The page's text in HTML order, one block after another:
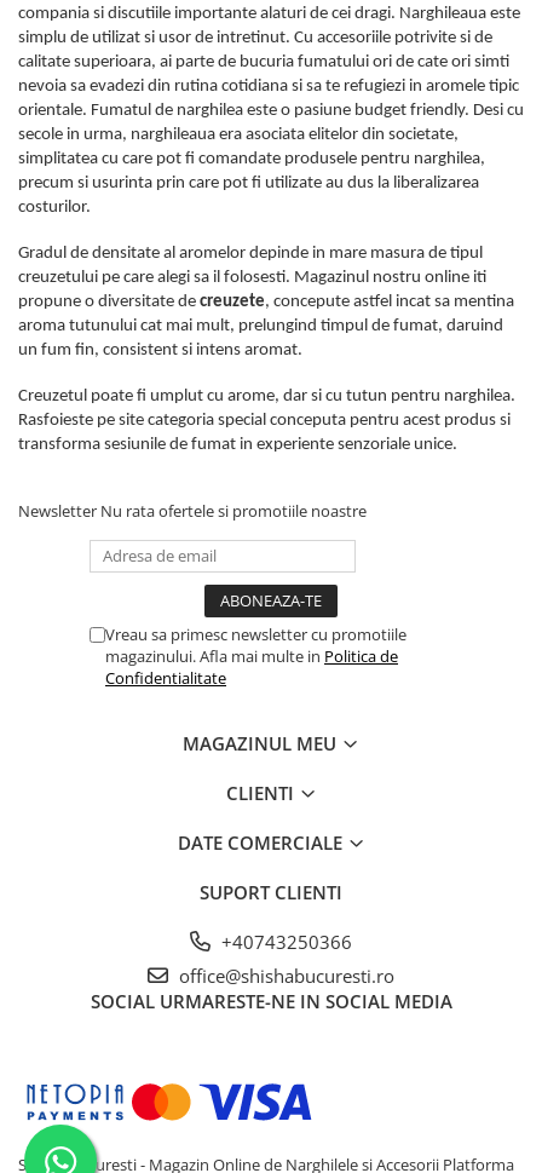
compania si discutiile importante alaturi de cei dragi. Narghileaua este
simplu de utilizat si usor de intretinut. Cu accesoriile potrivite si de
calitate superioara, ai parte de bucuria fumatului ori de cate ori simti
nevoia sa evadezi din rutina cotidiana si sa te refugiezi in aromele tipic
orientale. Fumatul de narghilea este o pasiune budget friendly. Desi cu
secole in urma, narghileaua era asociata elitelor din societate,
simplitatea cu care pot fi comandate produsele pentru narghilea,
precum si usurinta prin care pot fi utilizate au dus la liberalizarea
costurilor.
Gradul de densitate al aromelor depinde in mare masura de tipul
creuzetului pe care alegi sa il folosesti. Magazinul nostru online iti
propune o diversitate de creuzete, concepute astfel incat sa mentina
aroma tutunului cat mai mult, prelungind timpul de fumat, daruind
un fum fin, consistent si intens aromat.
Creuzetul poate fi umplut cu arome, dar si cu tutun pentru narghilea.
Rasfoieste pe site categoria special conceputa pentru acest produs si
transforma sesiunile de fumat in experiente senzoriale unice.
Newsletter Nu rata ofertele si promotiile noastre
Vreau sa primesc newsletter cu promotiile
magazinului. Afla mai multe in Politica de
Confidentialitate
MAGAZINUL MEU
CLIENTI
DATE COMERCIALE
SUPORT CLIENTI
+40743250366
office@shishabucuresti.ro
SOCIAL URMARESTE-NE IN SOCIAL MEDIA
Shisha Bucuresti - Magazin Online de Narghilele si Accesorii Platforma